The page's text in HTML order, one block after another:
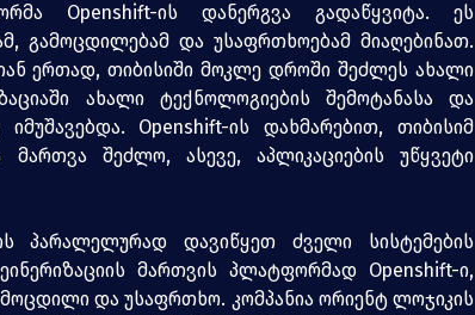
Openshift-ის დანერგვა გადაწყვიტა. ეს
გამოცდილებამ და უსაფრთხოებამ მიაღებინათ.
ერთად, თიბისიში მოკლე დროში შეძლეს ახალი
ახალი ტექნოლოგიების შემოტანასა და
Openshift-ის დახმარებით, თიბისიმ
მართვა შეძლო, ასევე, აპლიკაციების უწყვეტი
პარალელურად დავიწყეთ ძველი სისტემების
მართვის პლატფორმად Openshift-ი,
და უსაფრთხო. კომპანია ორიენტ ლოჯიკის